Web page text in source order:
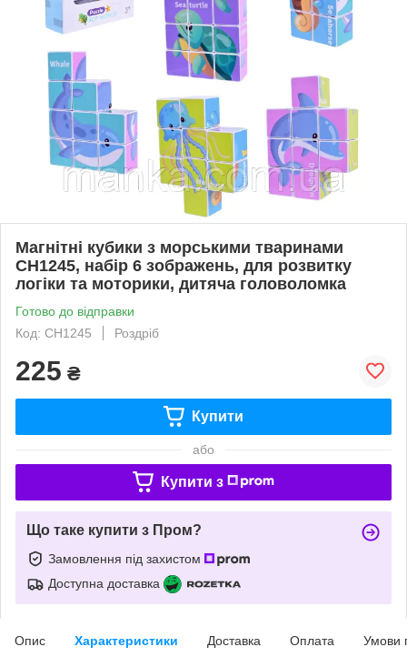
Магнітні кубики з морськими тваринами
CH1245, набір 6 зображень, для розвитку
логіки та моторики, дитяча головоломка
Готово до відправки
Код: CH1245
Роздріб
225 ₴
Купити
або
Купити з
Що таке купити з Пром?
Замовлення під захистом
Доступна доставка
Опис Характеристики Доставка Оплата Умови